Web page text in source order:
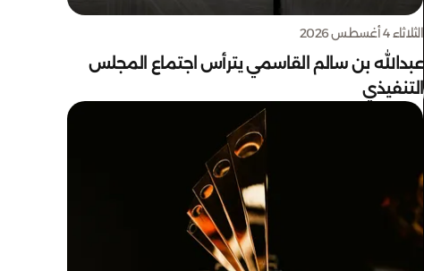
الثلاثاء 4 أغسطس 2026
عبدالله بن سالم القاسمي يترأس اجتماع المجلس
التنفيذي